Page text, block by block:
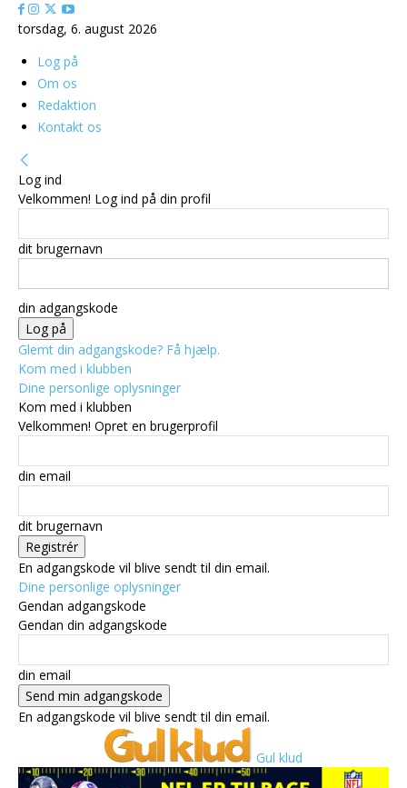
torsdag, 6. august 2026
Log på
Om os
Redaktion
Kontakt os
Log ind
Velkommen! Log ind på din profil
dit brugernavn
din adgangskode
Glemt din adgangskode? Få hjælp.
Kom med i klubben
Dine personlige oplysninger
Kom med i klubben
Velkommen! Opret en brugerprofil
din email
dit brugernavn
En adgangskode vil blive sendt til din email.
Dine personlige oplysninger
Gendan adgangskode
Gendan din adgangskode
din email
En adgangskode vil blive sendt til din email.
Gul klud